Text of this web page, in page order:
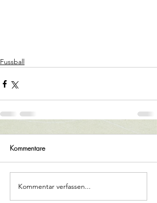
Fussball
Kommentare
Kommentar verfassen...